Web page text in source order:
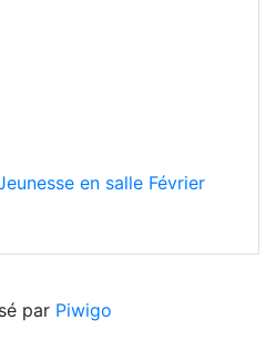
en salle Février
par Piwigo